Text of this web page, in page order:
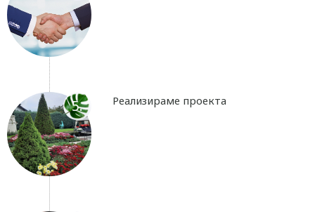
5. Реализираме проекта